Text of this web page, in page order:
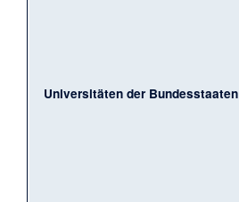
Universitäten der Bundesstaaten